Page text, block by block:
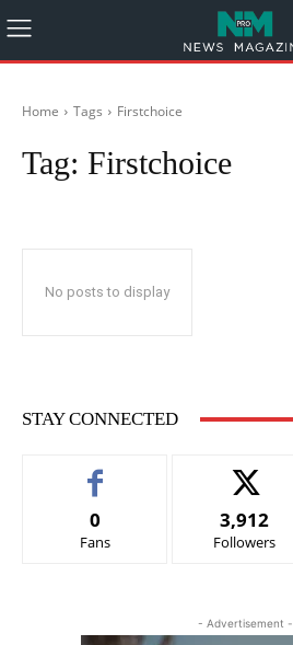
Home Tags Firstchoice
Tag: Firstchoice
No posts to display
STAY CONNECTED
0
Fans
3,912
Followers
- Advertisement -